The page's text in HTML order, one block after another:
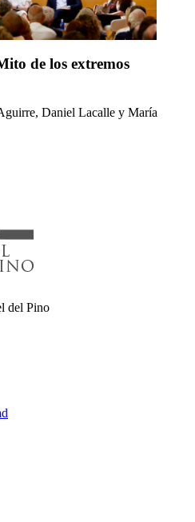
de los extremos
Daniel Lacalle y María
del Pino